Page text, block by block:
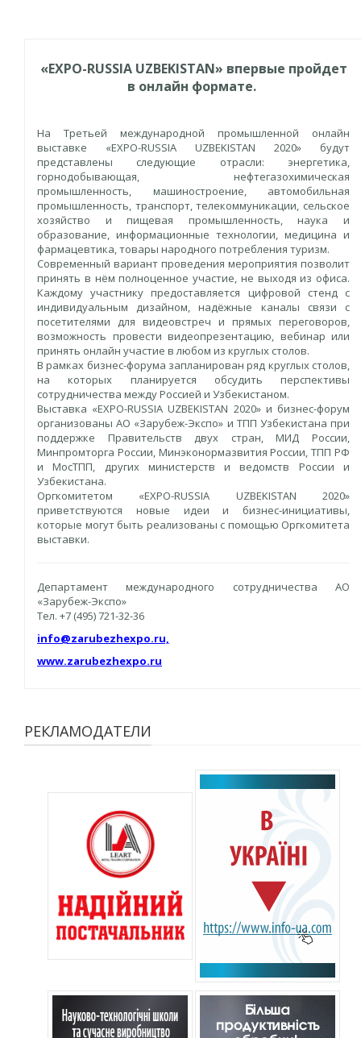
«EXPO-RUSSIA UZBEKISTAN» впервые пройдет
в онлайн формате.
На Третьей международной промышленной онлайн
выставке «EXPO-RUSSIA UZBEKISTAN 2020» будут
представлены следующие отрасли: энергетика,
горнодобывающая, нефтегазохимическая
промышленность, машиностроение, автомобильная
промышленность, транспорт, телекоммуникации, сельское
хозяйство и пищевая промышленность, наука и
образование, информационные технологии, медицина и
фармацевтика, товары народного потребления туризм.
Современный вариант проведения мероприятия позволит
принять в нём полноценное участие, не выходя из офиса.
Каждому участнику предоставляется цифровой стенд с
индивидуальным дизайном, надёжные каналы связи с
посетителями для видеовстреч и прямых переговоров,
возможность провести видеопрезентацию, вебинар или
принять онлайн участие в любом из круглых столов.
В рамках бизнес-форума запланирован ряд круглых столов,
на которых планируется обсудить перспективы
сотрудничества между Россией и Узбекистаном.
Выставка «EXPO-RUSSIA UZBEKISTAN 2020» и бизнес-форум
организованы АО «Зарубеж-Экспо» и ТПП Узбекистана при
поддержке Правительств двух стран, МИД России,
Минпромторга России, Минэконормазвития России, ТПП РФ
и МосТПП, других министерств и ведомств России и
Узбекистана.
Оргкомитетом «EXPO-RUSSIA UZBEKISTAN 2020»
приветствуются новые идеи и бизнес-инициативы,
которые могут быть реализованы с помощью Оргкомитета
выставки.
Департамент международного сотрудничества АО
«Зарубеж-Экспо»
Тел. +7 (495) 721-32-36
info@zarubezhexpo.ru,
www.zarubezhexpo.ru
РЕКЛАМОДАТЕЛИ